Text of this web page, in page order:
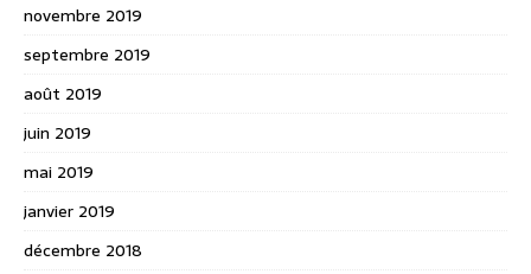
novembre 2019
septembre 2019
août 2019
juin 2019
mai 2019
janvier 2019
décembre 2018